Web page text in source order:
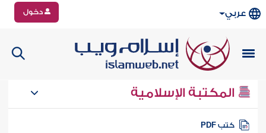
عربي دخول
المكتبة الإسلامية